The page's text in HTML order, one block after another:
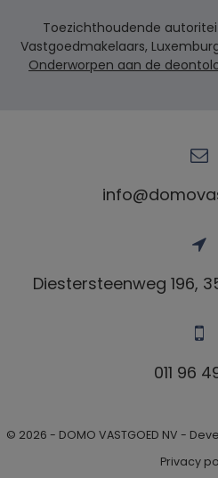
Toezichthoudende
Vastgoedmakelaars,
Onderworpen aan de
Diestersteenweg 196,
011 96
© 2026 - DOMO VASTGOED NV -
Privacy